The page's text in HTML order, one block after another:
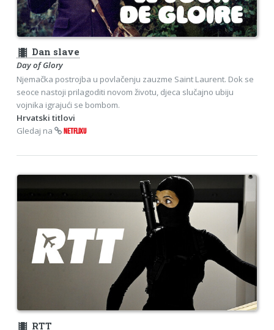
theaters Dan slave
Day of Glory
Njemačka postrojba u povlačenju zauzme Saint Laurent. Dok se
seoce nastoji prilagoditi novom životu, djeca slučajno ubiju
vojnika igrajući se bombom.
Hrvatski titlovi
Gledaj na
NETFLIXU
theaters RTT